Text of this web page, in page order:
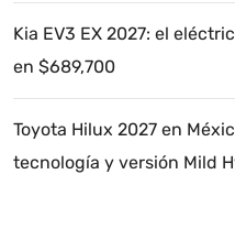
Kia EV3 EX 2027: el
en $689,700
Toyota Hilux 2027 en
tecnología y versión Mild